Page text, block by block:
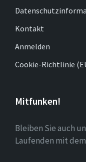
Kontakt
Anmelden
Cookie-Richtlinie
Mitfunken!
Bleiben Sie auch
Laufenden mit